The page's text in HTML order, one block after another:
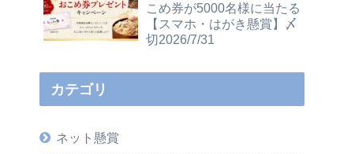
こめ券が5000名様に当たる
【スマホ・はがき懸賞】〆
切2026/7/31
カテゴリ
ネット懸賞